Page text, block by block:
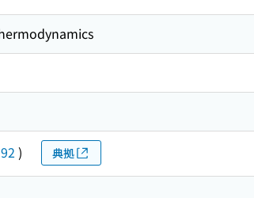
) 典拠